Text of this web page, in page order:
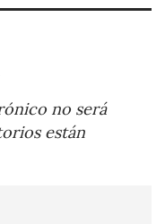
no será
están